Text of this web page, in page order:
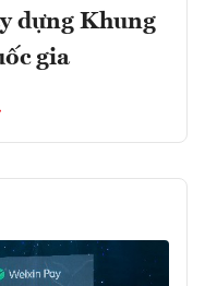
dựng Khung
gia